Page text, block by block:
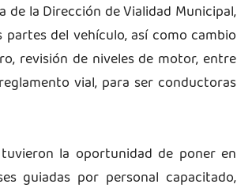
la Dirección de Vialidad Municipal,
del vehículo, así como cambio
revisión de niveles de motor, entre
vial, para ser conductoras
la oportunidad de poner en
guiadas por personal capacitado,